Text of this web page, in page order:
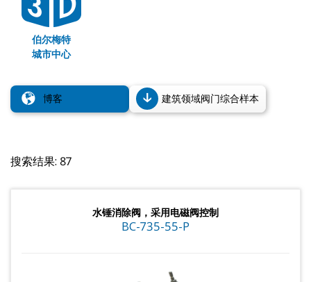
伯尔梅特
城市中心
博客 建筑领域阀门综合样本
搜索结果: 87
水锤消除阀，采用电磁阀控制
BC-735-55-P